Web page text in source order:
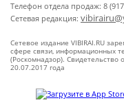
Телефон отдела продаж: 8
Сетевая редакция:
Сетевое издание VIBIRAI.RU
сфере связи, информационных
(Роскомнадзор).
20.07.2017 года